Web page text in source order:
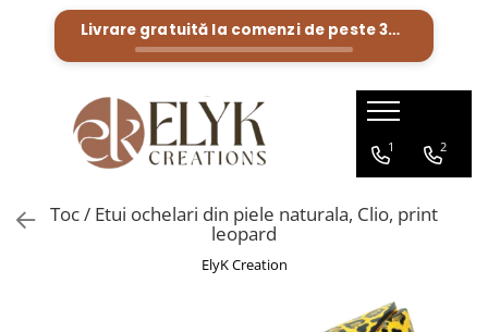
Portofele barbati
Bratari Piele
Genti femei
Portofele femei
Livrare gratuită la comenzi de peste300 Lei
1 2
Toc / Etui ochelari din piele naturala, Clio, print
leopard
ElyK Creation